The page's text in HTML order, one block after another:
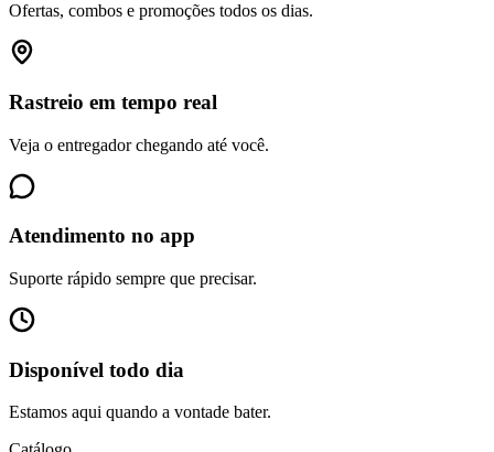
Ofertas, combos e promoções todos os dias.
Rastreio em tempo real
Veja o entregador chegando até você.
Atendimento no app
Suporte rápido sempre que precisar.
Disponível todo dia
Estamos aqui quando a vontade bater.